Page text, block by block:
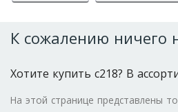
К сожалению ничего
Хотите купить c218? В
На этой странице представлены